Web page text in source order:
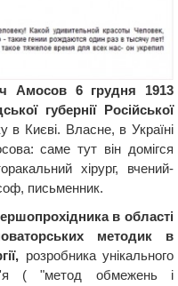
Амосов 6 грудня 1913
губернії Російської
в Києві. Власне, в Україні
саме тут він домігся
хірург, вчений-
письменник.
в області
методик в
розробника унікального
( "метод обмежень і